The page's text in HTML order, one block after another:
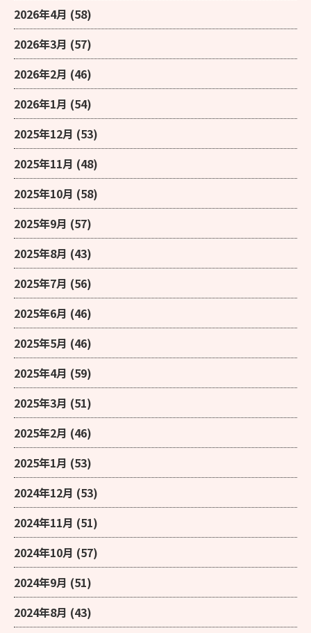
2026年4月 (58)
2026年3月 (57)
2026年2月 (46)
2026年1月 (54)
2025年12月 (53)
2025年11月 (48)
2025年10月 (58)
2025年9月 (57)
2025年8月 (43)
2025年7月 (56)
2025年6月 (46)
2025年5月 (46)
2025年4月 (59)
2025年3月 (51)
2025年2月 (46)
2025年1月 (53)
2024年12月 (53)
2024年11月 (51)
2024年10月 (57)
2024年9月 (51)
2024年8月 (43)